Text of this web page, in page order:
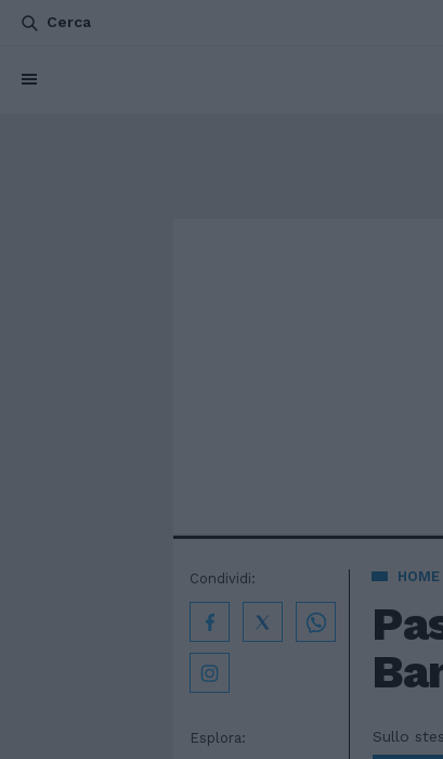
Cerca
HOME
Esplora:
Condividi:
Sullo